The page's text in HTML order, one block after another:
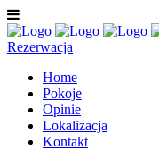
Rezerwacja
Home
Pokoje
Opinie
Lokalizacja
Kontakt